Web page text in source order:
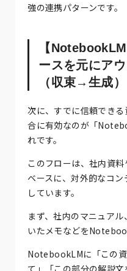
強の連携パターンです。
【
ースを元にア
（収束→生成）
次に、すでに信頼でき
合に有効なのが「
れです。
このフローは、社内資
ベースに、対外的なコ
しています。
まず、社内のマニュア
いたメモなどを
NotebookLMに「この
て」「この部分の解説